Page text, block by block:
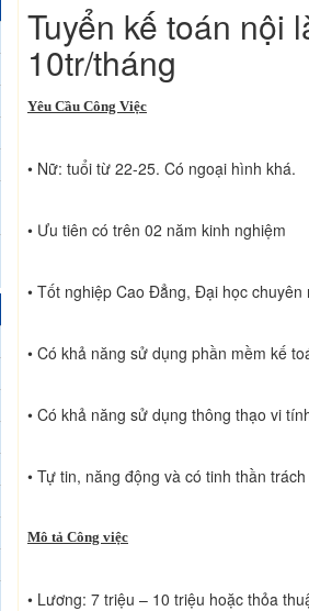
Tuyển kế toán nội
10tr/tháng
Yêu Cầu Công Việc
• Nữ: tuổi từ 22-25. Có ngoại hình khá.
• Ưu tiên có trên 02 năm kinh nghiệm
• Tốt nghiệp Cao Đẳng, Đại học chuyên
• Có khả năng sử dụng phần mềm kế
• Có khả năng sử dụng thông thạo vi
• Tự tin, năng động và có tinh thần
Mô tả Công việc
• Lương: 7 triệu – 10 triệu hoặc thỏa